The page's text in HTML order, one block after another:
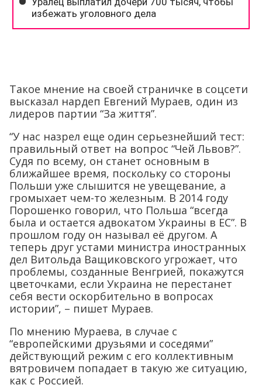
Такое мнение на своей страничке в соцсети
высказал нардеп Евгений Мураев, один из
лидеров партии “За життя”.
“У нас назрел еще один серьезнейший тест:
правильный ответ на вопрос “Чей Львов?”.
Судя по всему, он станет основным в
ближайшее время, поскольку со стороны
Польши уже слышится не увещевание, а
громыхает чем-то железным. В 2014 году
Порошенко говорил, что Польша “всегда
была и остается адвокатом Украины в ЕС”. В
прошлом году он называл её другом. А
теперь друг устами министра иностранных
дел Витольда Ващиковского угрожает, что
проблемы, созданные Венгрией, покажутся
цветочками, если Украина не перестанет
себя вести оскорбительно в вопросах
истории”, – пишет Мураев.
По мнению Мураева, в случае с
“европейскими друзьями и соседями”
действующий режим с его коллективным
вятровичем попадает в такую же ситуацию,
как с Россией.